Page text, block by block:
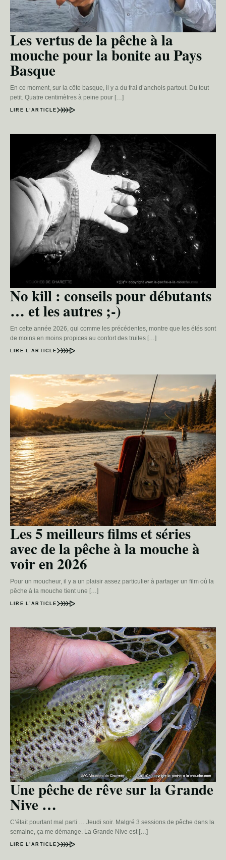
Les vertus de la pêche à la
mouche pour la bonite au Pays
Basque
En ce moment, sur la côte basque, il y a du frai d’anchois partout. Du tout
petit. Quatre centimètres à peine pour […]
LIRE L’ARTICLE
No kill : conseils pour débutants
… et les autres ;-)
En cette année 2026, qui comme les précédentes, montre que les étés sont
de moins en moins propices au confort des truites […]
LIRE L’ARTICLE
Les 5 meilleurs films et séries
avec de la pêche à la mouche à
voir en 2026
Pour un moucheur, il y a un plaisir assez particulier à partager un film où la
pêche à la mouche tient une […]
LIRE L’ARTICLE
Une pêche de rêve sur la Grande
Nive …
C’était pourtant mal parti … Jeudi soir. Malgré 3 sessions de pêche dans la
semaine, ça me démange. La Grande Nive est […]
LIRE L’ARTICLE